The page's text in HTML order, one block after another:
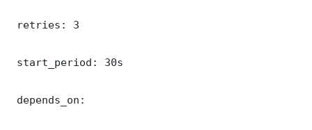
retries: 3
start_period: 30s
depends_on: